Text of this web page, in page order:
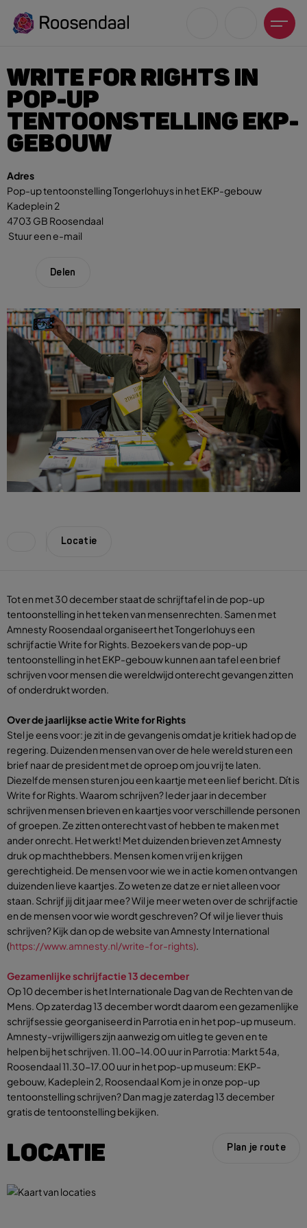
Zoeksuggesties
UITagenda
Wandelen
Fietsen
Winkeltijden en koopzondagen
WRITE FOR RIGHTS IN
POP-UP
TENTOONSTELLING EKP-
GEBOUW
Adres
Pop-up tentoonstelling Tongerlohuys in het EKP-gebouw
Kadeplein 2
4703 GB Roosendaal
Stuur een e-mail
Delen
Locatie
Tot en met 30 december staat de schrijftafel in de pop-up
tentoonstelling in het teken van mensenrechten. Samen met
Amnesty Roosendaal organiseert het Tongerlohuys een
schrijfactie Write for Rights. Bezoekers van de pop-up
tentoonstelling in het EKP-gebouw kunnen aan tafel een brief
schrijven voor mensen die wereldwijd onterecht gevangen zitten
of onderdrukt worden.
Over de jaarlijkse actie Write for Rights
Stel je eens voor: je zit in de gevangenis omdat je kritiek had op de
regering. Duizenden mensen van over de hele wereld sturen een
brief naar de president met de oproep om jou vrij te laten.
Diezelfde mensen sturen jou een kaartje met een lief bericht. Dít is
Write for Rights. Waarom schrijven? Ieder jaar in december
schrijven mensen brieven en kaartjes voor verschillende personen
of groepen. Ze zitten onterecht vast of hebben te maken met
ander onrecht. Het werkt! Met duizenden brieven zet Amnesty
druk op machthebbers. Mensen komen vrij en krijgen
gerechtigheid. De mensen voor wie we in actie komen ontvangen
duizenden lieve kaartjes. Zo weten ze dat ze er niet alleen voor
staan. Schrijf jij dit jaar mee? Wil je meer weten over de schrijfactie
en de mensen voor wie wordt geschreven? Of wil je liever thuis
schrijven? Kijk dan op de website van Amnesty International
(https://www.amnesty.nl/write-for-rights).
Gezamenlijke schrijfactie 13 december
Op 10 december is het Internationale Dag van de Rechten van de
Mens. Op zaterdag 13 december wordt daarom een gezamenlijke
schrijfsessie georganiseerd in Parrotia en in het pop-up museum.
Amnesty-vrijwilligers zijn aanwezig om uitleg te geven en te
helpen bij het schrijven. 11.00-14.00 uur in Parrotia: Markt 54a,
Roosendaal 11.30-17.00 uur in het pop-up museum: EKP-
gebouw, Kadeplein 2, Roosendaal Kom je in onze pop-up
tentoonstelling schrijven? Dan mag je zaterdag 13 december
gratis de tentoonstelling bekijken.
LOCATIE Plan je route